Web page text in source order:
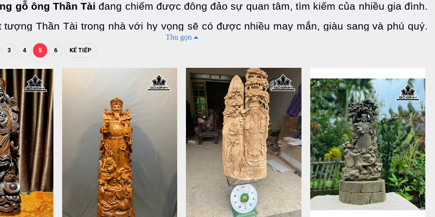
gỗ ông Thần Tài đang chiếm được đông đảo sự quan tâm, tìm kiếm của nhiều gia đình.
tượng Thần Tài trong nhà với hy vọng sẽ có được nhiều may mắn, giàu sang và phú quý.
phải ai cũng hiểu rõ về tượng Thần Tài cũng như những ý nghĩa mà tượng mang lại
ở bài viết này Gỗ Đỉnh sẽ cung cấp thông tin cho bạn về tượng Thần Tài.
Thu gọn
3 4 5 6 KẾ TIẾP